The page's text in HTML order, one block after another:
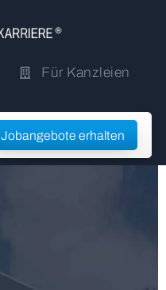
Für Kanzleien
Jobangebote erhalten